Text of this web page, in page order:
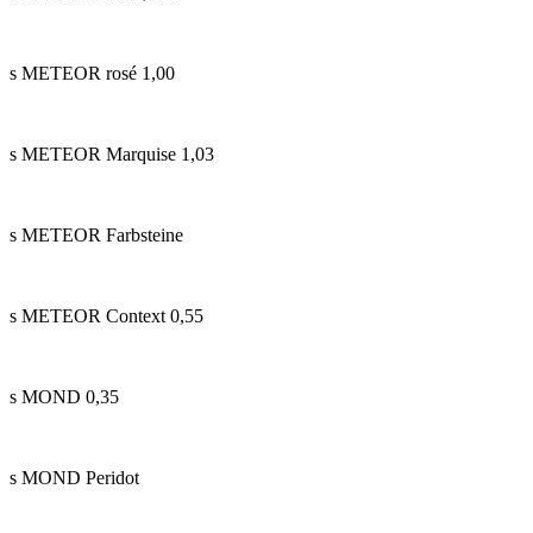
s METEOR rosé 1,00
s METEOR Marquise 1,03
s METEOR Farbsteine
s METEOR Context 0,55
s MOND 0,35
s MOND Peridot